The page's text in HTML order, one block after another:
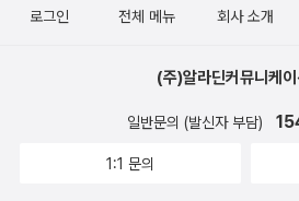
로그인 전체 메뉴 회사 소개
(주)알라딘커뮤니케이
일반문의 (발신자 부담)
1:1 문의